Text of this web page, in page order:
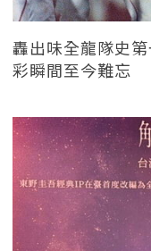
轟出味全龍隊史
彩瞬間至今難忘